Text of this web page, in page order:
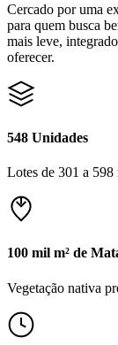
Cercado por uma
para quem busca
mais leve,
oferecer.
548 Unidades
Lotes de 301 a 598
100 mil m² de
Vegetação nativa